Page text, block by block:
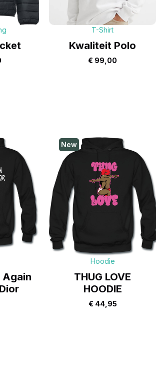
T-Shirt
Kwaliteit Polo
€ 99,00
Again
New
Hoodie
THUG LOVE
HOODIE
€ 44,95